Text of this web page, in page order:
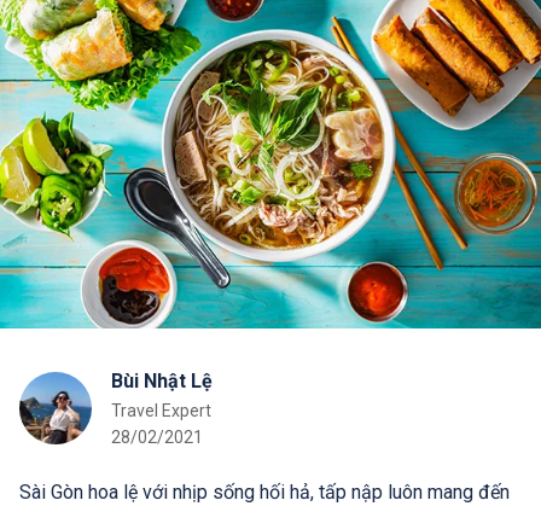
Bùi Nhật Lệ
Travel Expert
28/02/2021
Sài Gòn hoa lệ với nhịp sống hối hả, tấp nập luôn mang đến